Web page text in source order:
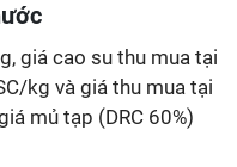
giá cao su thu mua tại
kg và giá thu mua tại
mủ tạp (DRC 60%)